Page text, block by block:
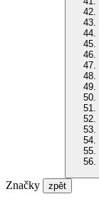
Značky zpět